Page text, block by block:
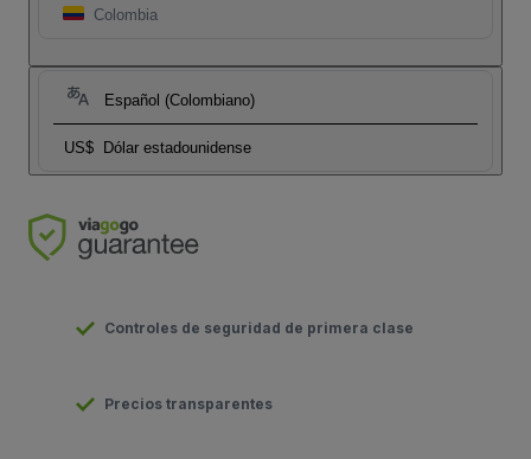
Colombia
Español (Colombiano)
US$ Dólar estadounidense
Controles de seguridad de primera clase
Precios transparentes